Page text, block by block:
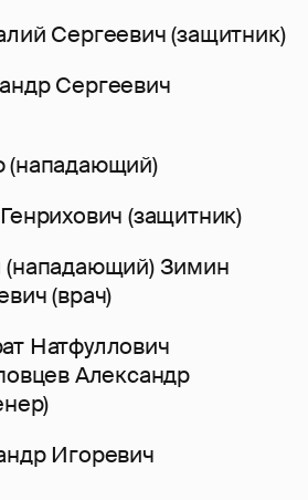
Сергеевич (защитник)
Сергеевич
(нападающий)
(защитник)
Зимин
(врач)
Натфуллович
Александр
Игоревич